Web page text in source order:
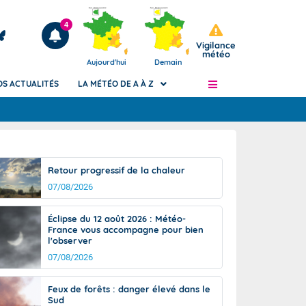
Articles
4
Aujourd'hui Demain
Vigilance
météo
de
Phénomènes dangereux de J+2 à J+7
Avertissement pluies intenses à l'échelle
des communes (Apic)
Bulletins Marine
Bulletins d'estimation du risque
d'avalanche
Météo des forêts
Vigicrues
ACTUALITÉS LA MÉTÉO DE A À Z
Retour progressif de la chaleur
07/08/2026
Éclipse du 12 août 2026 : Météo-
France vous accompagne pour bien
l'observer
07/08/2026
Feux de forêts : danger élevé dans le
Sud